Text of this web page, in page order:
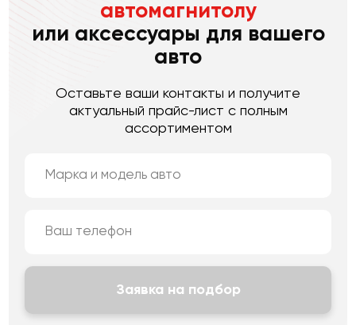
автомагнитолу
или аксессуары для вашего
авто
Оставьте ваши контакты и получите
актуальный прайс-лист с полным
ассортиментом
Заявка на подбор